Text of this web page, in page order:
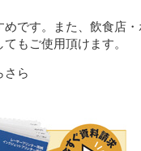
です。また、飲食店・
もご使用頂けます。
さら